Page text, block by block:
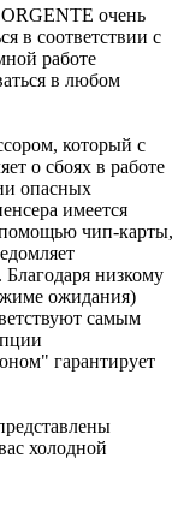
очень
в соответствии с
работе
в любом
который с
о сбоях в работе
опасных
имеется
помощью чип-карты,
низкому
ожидания)
самым
гарантирует
холодной